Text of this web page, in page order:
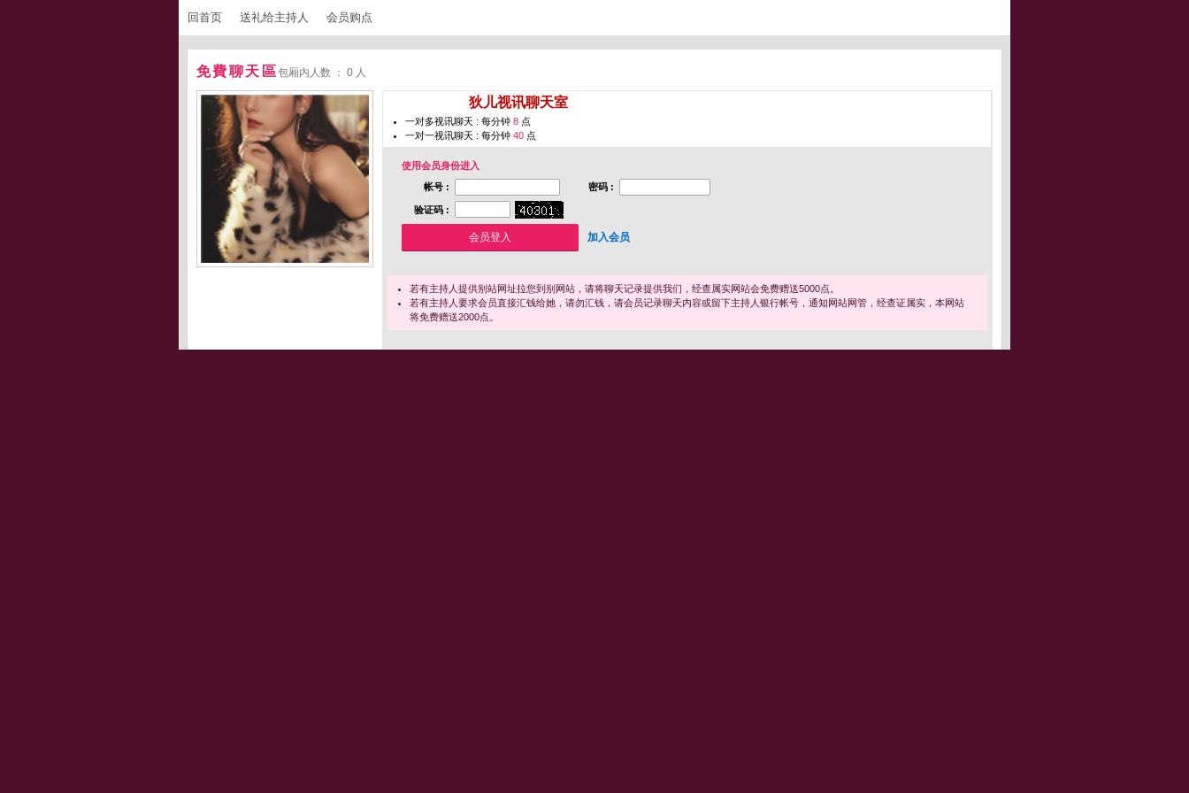
回首页 送礼给主持人 会员购点
免費聊天區包厢内人数 ： 0 人
狄儿视讯聊天室
一对多视讯聊天 : 每分钟 8 点
一对一视讯聊天 : 每分钟 40 点
使用会员身份进入
帐号 :
密码 :
验证码 :
加入会员
若有主持人提供别站网址拉您到别网站，请将聊天记录提供我们，经查属实网站会免费赠送5000点。
若有主持人要求会员直接汇钱给她，请勿汇钱，请会员记录聊天内容或留下主持人银行帐号，通知网站网管，经查证属实，本网站
将免费赠送2000点。